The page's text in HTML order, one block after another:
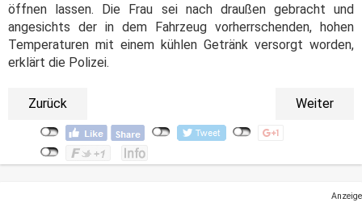
öffnen lassen. Die Frau sei nach draußen gebracht und
angesichts der in dem Fahrzeug vorherrschenden, hohen
Temperaturen mit einem kühlen Getränk versorgt worden,
erklärt die Polizei.
Zurück Weiter
Anzeige